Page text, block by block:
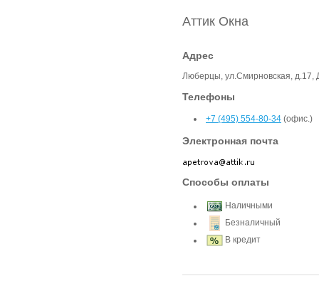
Аттик Окна
Адрес
Люберцы, ул.Смирновская, д.17,
Телефоны
+7 (495) 554-80-34 (офис.)
Электронная почта
Способы оплаты
Наличными
Безналичный
В кредит